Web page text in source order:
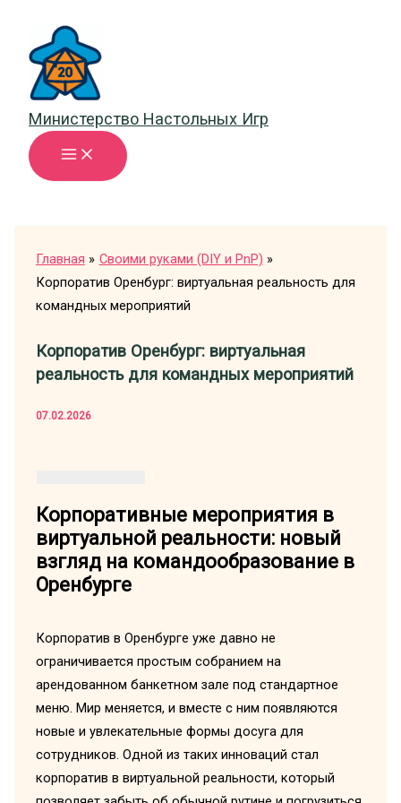
содержимому
Министерство Настольных Игр
Главная
Своими руками (DIY и PnP)
Корпоратив Оренбург: виртуальная реальность для
командных мероприятий
Корпоратив Оренбург: виртуальная
реальность для командных мероприятий
07.02.2026
Корпоративные мероприятия в
виртуальной реальности: новый
взгляд на командообразование в
Оренбурге
Корпоратив в Оренбурге уже давно не
ограничивается простым собранием на
арендованном банкетном зале под стандартное
меню. Мир меняется, и вместе с ним появляются
новые и увлекательные формы досуга для
сотрудников. Одной из таких инноваций стал
корпоратив в виртуальной реальности, который